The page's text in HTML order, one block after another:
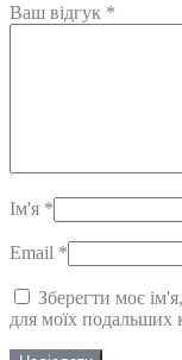
Ваш відгук *
Ім'я *
Email *
Зберегти моє
для моїх подальших